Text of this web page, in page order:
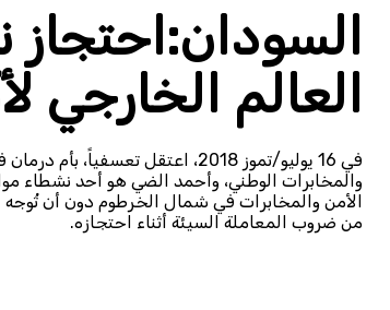
العالم الخارجي
في 16 يوليو/تموز 2018، اعتقل
والمخابرات الوطني، وأحمد الضي هو أحد نشطاء
الأمن والمخابرات في شمال الخرطوم دون أن تُوجه
من ضروب المعاملة السيئة أثناء احتجازه.